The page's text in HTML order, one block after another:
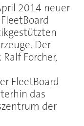
2014 neuer
Der
Forcher,
FleetBoard
das
der